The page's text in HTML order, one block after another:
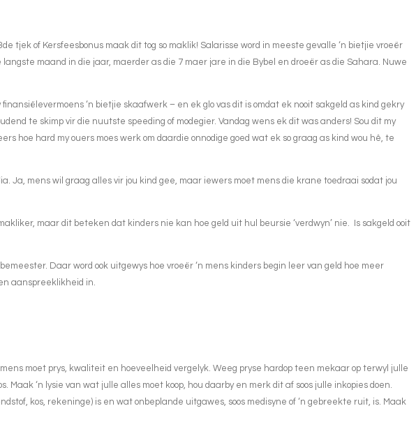
tjek of Kersfeesbonus maak dit tog so maklik! Salarisse word in meeste gevalle ‘n bietjie vroeër
maand in die jaar, maerder as die 7 maer jare in die Bybel en droeër as die Sahara. Nuwe
‘n bietjie skaafwerk – en ek glo vas dit is omdat ek nooit sakgeld as kind gekry
te skimp vir die nuutste speeding of modegier. Vandag wens ek dit was anders! Sou dit my
hoe hard my ouers moes werk om daardie onnodige goed wat ek so graag as kind wou hê, te
Ja, mens wil graag alles vir jou kind gee, maar iewers moet mens die krane toedraai sodat jou
maar dit beteken dat kinders nie kan hoe geld uit hul beursie ‘verdwyn’ nie. Is sakgeld ooit
Daar word ook uitgewys hoe vroeër ‘n mens kinders begin leer van geld hoe meer
aanspreeklikheid in.
moet prys, kwaliteit en hoeveelheid vergelyk. Weeg pryse hardop teen mekaar op terwyl julle
‘n lysie van wat julle alles moet koop, hou daarby en merk dit af soos julle inkopies doen.
kos, rekeninge) is en wat onbeplande uitgawes, soos medisyne of ‘n gebreekte ruit, is. Maak